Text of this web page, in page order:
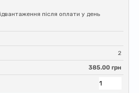
після оплати у день
2
385.00 грн